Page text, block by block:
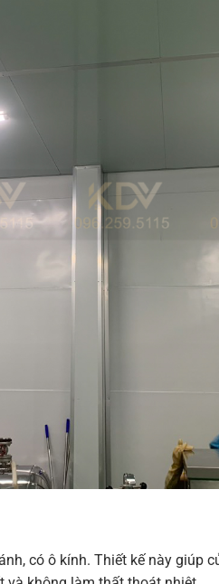
có ô kính. Thiết kế này giúp